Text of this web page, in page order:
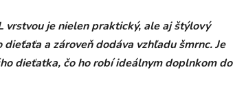
vrstvou je nielen praktický, ale aj štýlový
a zároveň dodáva vzhľadu šmrnc. Je
dieťatka, čo ho robí ideálnym doplnkom do